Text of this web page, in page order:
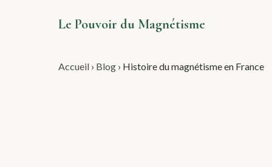
Le Pouvoir du Magnétisme
Accueil › Blog › Histoire du magnétisme en France